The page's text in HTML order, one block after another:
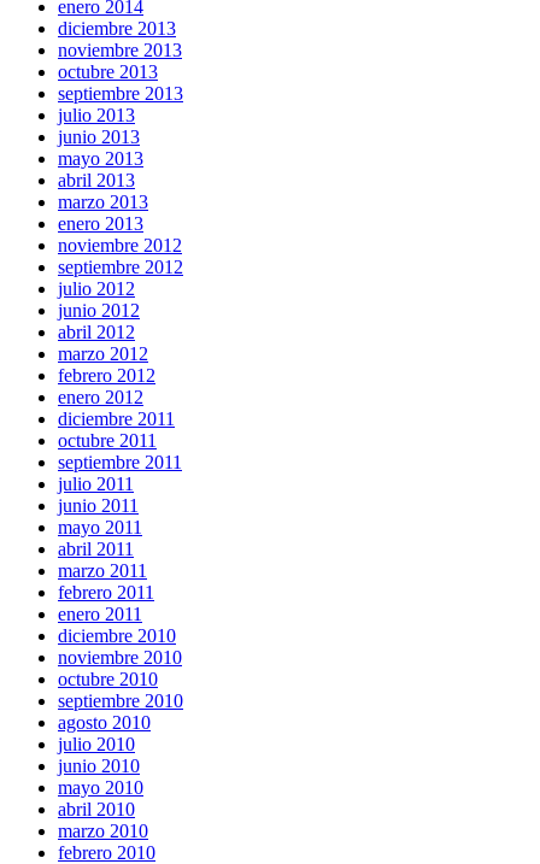
enero 2014
diciembre 2013
noviembre 2013
octubre 2013
septiembre 2013
julio 2013
junio 2013
mayo 2013
abril 2013
marzo 2013
enero 2013
noviembre 2012
septiembre 2012
julio 2012
junio 2012
abril 2012
marzo 2012
febrero 2012
enero 2012
diciembre 2011
octubre 2011
septiembre 2011
julio 2011
junio 2011
mayo 2011
abril 2011
marzo 2011
febrero 2011
enero 2011
diciembre 2010
noviembre 2010
octubre 2010
septiembre 2010
agosto 2010
julio 2010
junio 2010
mayo 2010
abril 2010
marzo 2010
febrero 2010